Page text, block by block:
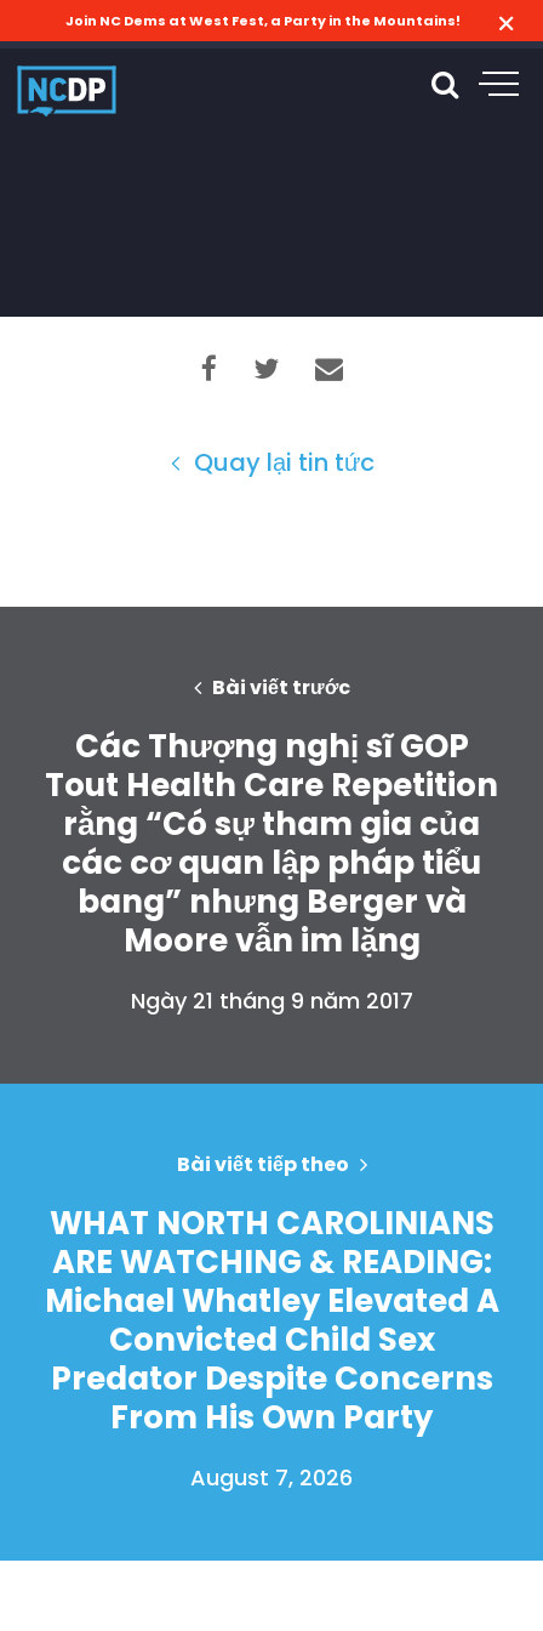
Join NC Dems at West Fest, a Party in the Mountains!
Quay lại tin tức
Bài viết trước
Các Thượng nghị sĩ GOP
Tout Health Care Repetition
rằng “Có sự tham gia của
các cơ quan lập pháp tiểu
bang” nhưng Berger và
Moore vẫn im lặng
Ngày 21 tháng 9 năm 2017
Bài viết tiếp theo
WHAT NORTH CAROLINIANS
ARE WATCHING & READING:
Michael Whatley Elevated A
Convicted Child Sex
Predator Despite Concerns
From His Own Party
August 7, 2026